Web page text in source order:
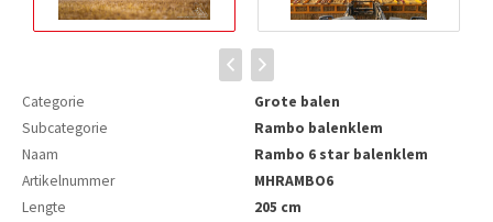
Categorie
Grote balen
Subcategorie
Rambo balenklem
Naam
Rambo 6 star balenklem
Artikelnummer
MHRAMBO6
Lengte
205 cm